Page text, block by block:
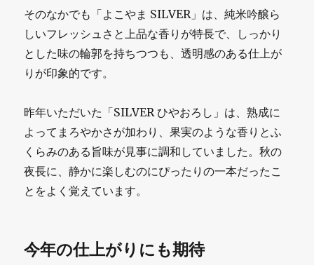
そのなかでも「よこやま SILVER」は、純米吟醸ら
しいフレッシュさと上品な香りが特長で、しっかり
とした味の輪郭を持ちつつも、透明感のある仕上が
りが印象的です。
昨年いただいた「SILVER ひやおろし」は、熟成に
よってまろやかさが加わり、果実のような香りとふ
くらみのある旨味が見事に調和していました。秋の
夜長に、静かに楽しむのにぴったりの一本だったこ
とをよく覚えています。
今年の仕上がりにも期待